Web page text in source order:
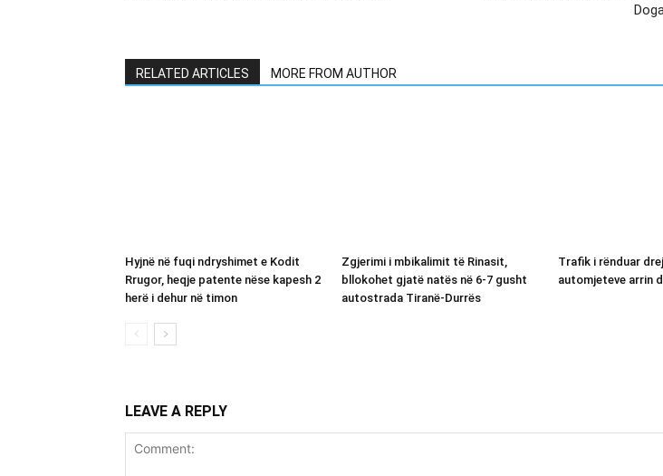
RELATED ARTICLES MORE FROM AUTHOR
Hyjnë në fuqi ndryshimet e Kodit
Rrugor, heqje patente nëse kapesh 2
herë i dehur në timon
Zgjerimi i mbikalimit të Rinasit,
bllokohet gjatë natës në 6-7 gusht
autostrada Tiranë-Durrës
Trafik i rënduar
automjeteve arrin
LEAVE A REPLY